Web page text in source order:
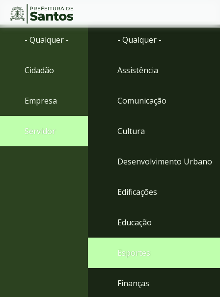
Ir
menu
para
Conteúdo
- Qualquer -
Cidadão
Empresa
Servidor
- Qualquer -
Assistência
Comunicação
Cultura
Desenvolvimento Urbano
Edificações
Educação
Esportes
Finanças